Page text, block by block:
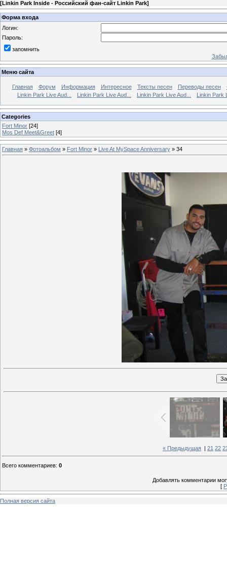
[Linkin Park Inside - Российский фан-сайт Linkin Park]
Форма входа
Логин:
Пароль:
запомнить
Меню сайта
Главная Форум Информация Интересное Тексты песен Переводы песен
Linkin Park Live Aud...
Linkin Park Live Aud... Linkin Park Live Aud... Linkin Park
Categories
Fort Minor [24]
Mos Def Meet&Greet [4]
Главная » Фотоальбом » Fort Minor » Live At MySpace Anniversary » 34
« Предыдущая 21 22
Всего комментариев: 0
Добавлять комментарии
[
Полная версия сайта